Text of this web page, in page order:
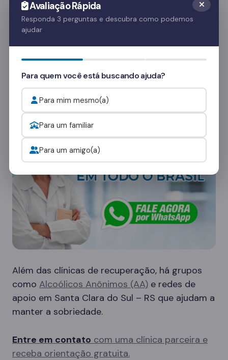
é crucial para o apoio emocional do paciente.
Essas visitas ajudam no processo de
recuperação e fortalecem o vínculo familiar.
Quer saber mais? Fale com nossos
consultorese veja como funcionam as visitas.
Onde procurar ajuda para o alcoolismo?
Além das clínicas de recuperação, há grupos
como Alcoólicos Anônimos (AA) e redes de
apoio em Santa Clara do Sul – RS que ajudam a
manter a sobriedade.
Entre em contato com uma clínica parceira e
receba orientação gratuita.
Avaliação Rápida
Responda 3 perguntas e descubra como podemos
ajudar
Para quem você está buscando ajuda?
Para mim mesmo(a)
Para um familiar
Para um amigo(a)